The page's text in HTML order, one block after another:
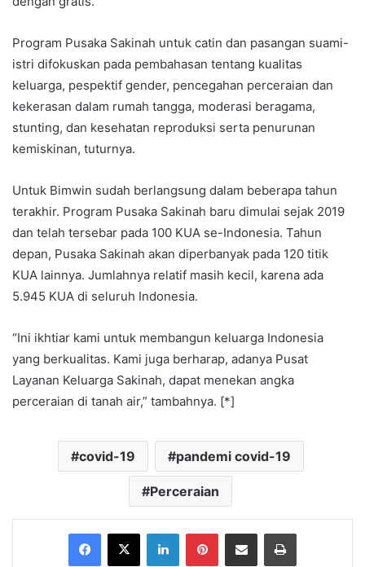
Program Pusaka Sakinah untuk catin dan pasangan suami-
istri difokuskan pada pembahasan tentang kualitas
keluarga, pespektif gender, pencegahan perceraian dan
kekerasan dalam rumah tangga, moderasi beragama,
stunting, dan kesehatan reproduksi serta penurunan
kemiskinan, tuturnya.
Untuk Bimwin sudah berlangsung dalam beberapa tahun
terakhir. Program Pusaka Sakinah baru dimulai sejak 2019
dan telah tersebar pada 100 KUA se-Indonesia. Tahun
depan, Pusaka Sakinah akan diperbanyak pada 120 titik
KUA lainnya. Jumlahnya relatif masih kecil, karena ada
5.945 KUA di seluruh Indonesia.
“Ini ikhtiar kami untuk membangun keluarga Indonesia
yang berkualitas. Kami juga berharap, adanya Pusat
Layanan Keluarga Sakinah, dapat menekan angka
perceraian di tanah air,” tambahnya. [*]
covid-19 pandemi covid-19
Perceraian
Facebook
X LinkedInPinterestShare via Email Print